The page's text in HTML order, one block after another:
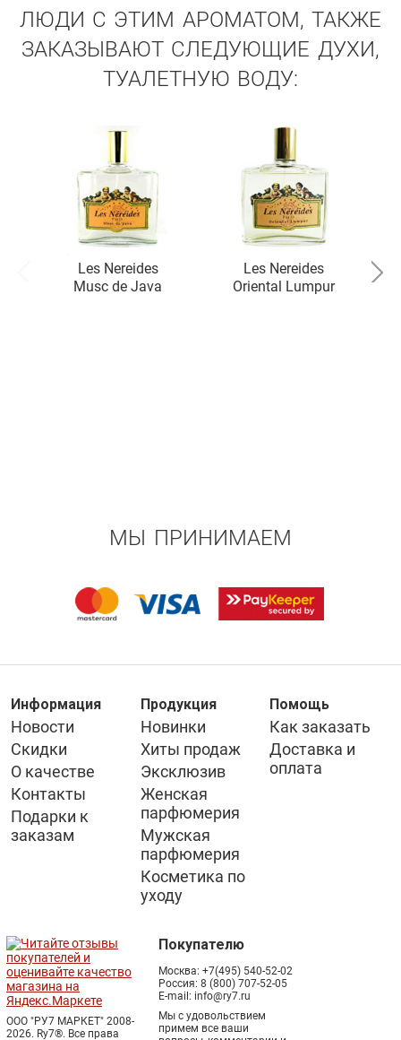
ЛЮДИ С ЭТИМ АРОМАТОМ, ТАКЖЕ
ЗАКАЗЫВАЮТ СЛЕДУЮЩИЕ ДУХИ,
ТУАЛЕТНУЮ ВОДУ:
Les Nereides
Musc de Java
Les Nereides
Oriental Lumpur
МЫ ПРИНИМАЕМ
Информация
Новости
Скидки
О качестве
Контакты
Подарки к
заказам
Продукция
Новинки
Хиты продаж
Эксклюзив
Женская
парфюмерия
Мужская
парфюмерия
Косметика по
уходу
Помощь
Как заказать
Доставка и
оплата
ООО "РУ7 МАРКЕТ" 2008-
2026. Ry7®. Все права
Покупателю
Москва: +7(495) 540-52-02
Россия: 8 (800) 707-52-05
E-mail: info@ry7.ru
Мы с удовольствием
примем все ваши